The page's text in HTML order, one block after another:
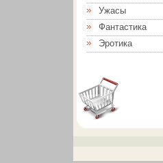
Ужасы
Фантастика
Эротика